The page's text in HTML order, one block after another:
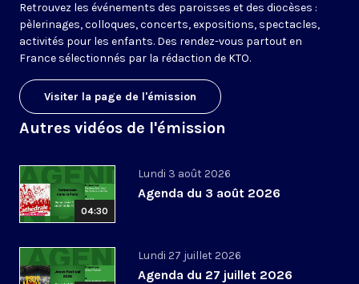
Retrouvez les événements des paroisses et des diocèses :
pèlerinages, colloques, concerts, expositions, spectacles,
activités pour les enfants. Des rendez-vous partout en
France sélectionnés par la rédaction de KTO.
Visiter la page de l'émission
Autres vidéos de l'émission
04:30
Lundi 3 août 2026
Agenda du 3 août 2026
Lundi 27 juillet 2026
Agenda du 27 juillet 2026